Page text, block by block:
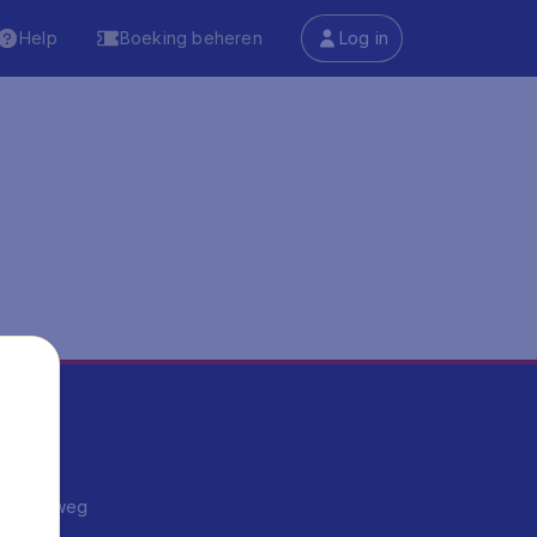
Help Boeking beheren Log in
weg